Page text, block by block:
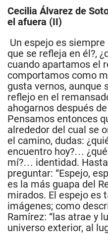
Cecilia Álvarez de
el afuera (II)
Un espejo es
que se refleja en él?,
cuando apartamos el
comportamos como
gusta vernos, aunque
reflejo en el
ahogarnos después
Pensamos entonces
alrededor del cual se
el camino, dudas:
encuentro hoy?…
mí?… identidad.
preguntar: “Espejo,
es la más guapa del
mirados. El espejo es
imágenes; como
Ramírez: “las atrae y
universo exterior, al